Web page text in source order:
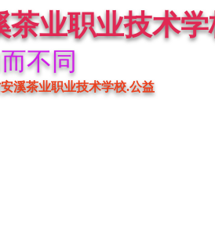
茶业职业技术学
不同
溪茶业职业技术学校.公益